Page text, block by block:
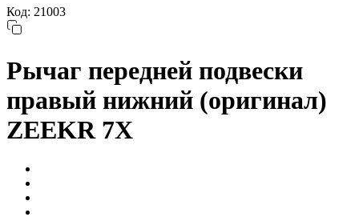
Код: 21003
Рычаг передней подвески
правый нижний (оригинал)
ZEEKR 7X